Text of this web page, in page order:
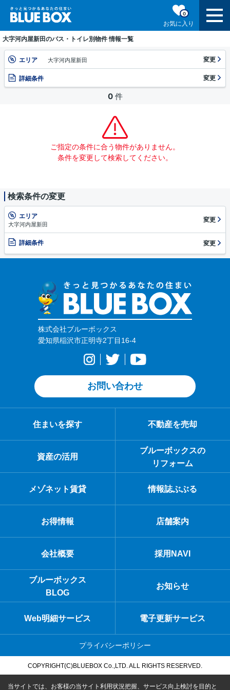
お気に入り
0
大字河内屋新田のバス・トイレ別物件 情報一覧
エリア 大字河内屋新田 変更
詳細条件 変更
0 件
ご指定の条件に合う物件がありません。
条件を変更して検索してください。
検索条件の変更
エリア
大字河内屋新田
変更
詳細条件 変更
株式会社ブルーボックス
愛知県稲沢市正明寺2丁目16-4
お問い合わせ
住まいを探す 不動産を売却
資産の活用
ブルーボックスの
リフォーム
メゾネット賃貸 情報誌ぶぶる
お得情報 店舗案内
会社概要 採用NAVI
ブルーボックス
BLOG
お知らせ
Web明細サービス 電子更新サービス
プライバシーポリシー
COPYRIGHT(C)BLUEBOX Co.,LTD. ALL RIGHTS RESERVED.
当サイトでは、お客様の当サイト利用状況把握、サービス向上検討を目的と